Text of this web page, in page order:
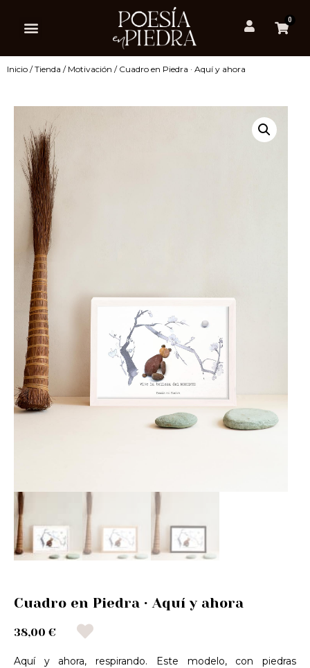
0
Inicio /Tienda / Motivación / Cuadro en Piedra · Aquí y ahora
Cuadro en Piedra · Aquí y ahora
38,00 €
Aquí y ahora, respirando. Este modelo, con piedras